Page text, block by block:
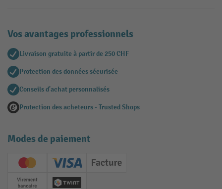
Vos avantages professionnels
Livraison gratuite à partir de 250 CHF
Protection des données sécurisée
Conseils d'achat personnalisés
Protection des acheteurs - Trusted Shops
Modes de paiement
Creditcard (Master)Creditcard (Visa)
Facture